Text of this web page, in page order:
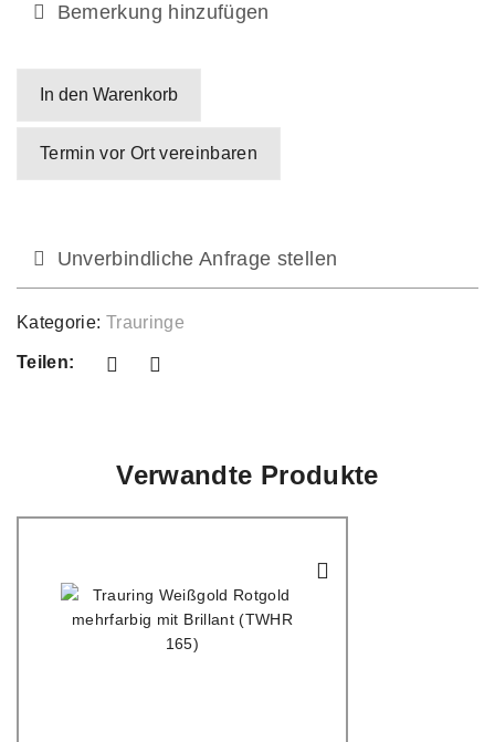
Bemerkung hinzufügen
In den Warenkorb
Termin vor Ort vereinbaren
Unverbindliche Anfrage stellen
Kategorie: Trauringe
Teilen:
Verwandte Produkte